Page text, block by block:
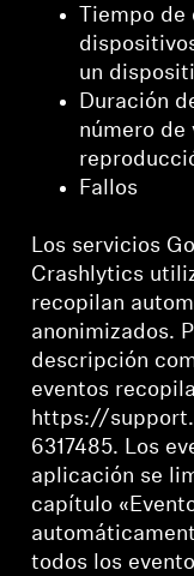
Tiempo de
un
Duración
número de
Fallos
Los servicios
Crashlytics
recopilan
anonimizados.
descripción
eventos
https://
6317485. Los
aplicación se
capítulo
todos los